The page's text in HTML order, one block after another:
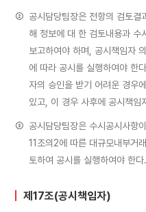
② 공시담당팀장은 전항의 검토
해 정보에 대 한 검토내용과 수
보고하여야 하며, 공시책임자
에 따라 공시를 실행하여야 한
자의 승인을 받기 어려운 경우
있고, 이 경우 사후에 공시책임
③ 공시담당팀장은 수시공시사항
11조의2에 따른 대규모내부거
토하여 공시를 실행하여야 한다.
제17조(공시책임자)